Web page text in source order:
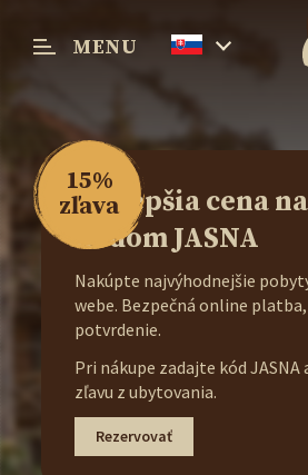
MENU
Menu
Najlepšia cena
kódom JASNA
15%
zľava
Nakúpte najvýhodnejšie
webe. Bezpečná online
potvrdenie.
Pri nákupe zadajte kód JASNA
zľavu z ubytovania.
Rezervovať